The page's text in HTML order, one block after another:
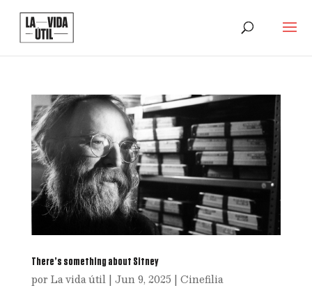
There’s something about Sitney
por La vida útil| Jun 9, 2025 | Cinefilia